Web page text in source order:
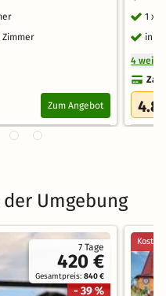
Zimmer
Zum Angebot
1 x
inkl.
4
4.8
Umgebung
7 Tage
420 €
Gesamtpreis:840 €
- 39 %